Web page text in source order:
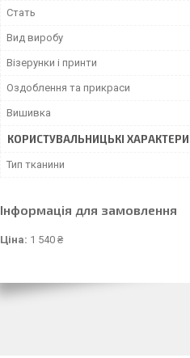
Стать
Вид виробу
Візерунки і принти
Оздоблення та прикраси
Вишивка
КОРИСТУВАЛЬНИЦЬКІ
Тип тканини
Інформація для замовлення
Ціна: 1 540 ₴